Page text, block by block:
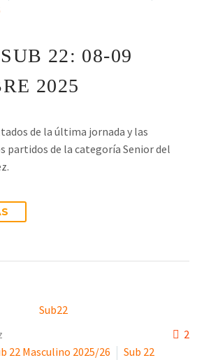
SUB 22: 08-09
2025
de la última jornada y las
partidos de la categoría Senior del
2
22 Masculino 2025/26
Sub 22